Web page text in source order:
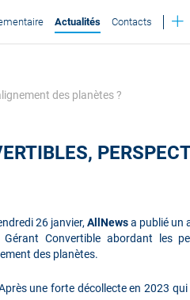
Actualités Contacts
des planètes ?
26 janvier, AllNewsa publié un
Convertible abordant les
des planètes.
une forte décollecte en 2023